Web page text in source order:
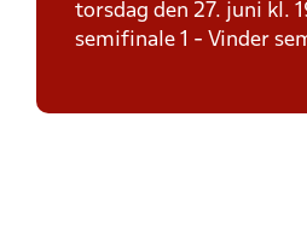
torsdag den 27. juni kl.
semifinale 1 - Vinder